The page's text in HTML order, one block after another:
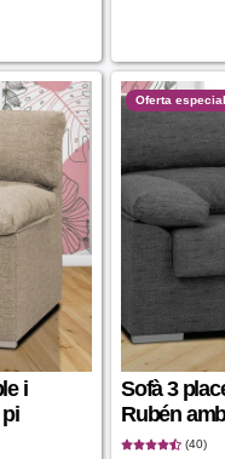
i
Oferta especial
Sofà 3
Rubén
(40)